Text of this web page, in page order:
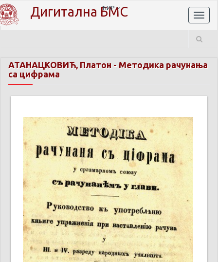
Дигитална БМС
ЋИР
АТАНАЦКОВИЋ, Платон - Методика рачунања
са цифрама